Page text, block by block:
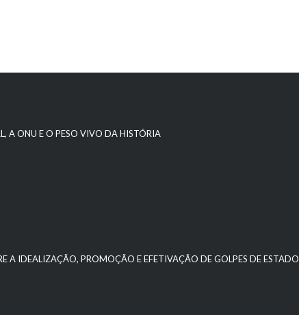
A ONU E O PESO VIVO DA HISTÓRIA
A IDEALIZAÇÃO, PROMOÇÃO E EFETIVAÇÃO DE GOLPES DE ESTADO